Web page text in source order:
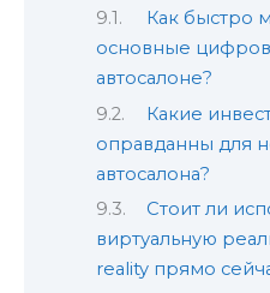
Как быстро
основные
автосалоне?
Какие
оправданны для
автосалона?
Стоит ли
виртуальную
reality прямо